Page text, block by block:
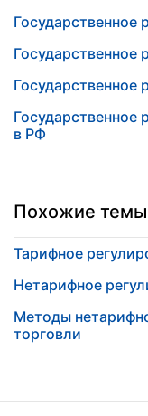
Государственное
Государственное
Государственное
Государственное
в РФ
Похожие темы
Тарифное
Нетарифное
Методы
торговли